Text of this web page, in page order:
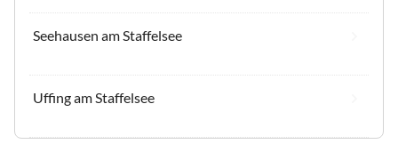
Seehausen am Staffelsee
Uffing am Staffelsee